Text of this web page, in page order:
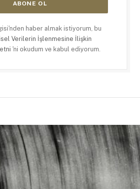
haber almak istiyorum, bu
Verilerin İşlenmesine İlişkin
'ni okudum ve kabul ediyorum.